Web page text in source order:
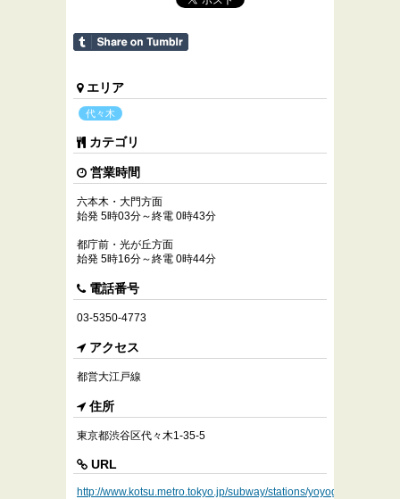
エリア
代々木
カテゴリ
営業時間
六本木・大門方面
始発 5時03分～終電 0時43分
都庁前・光が丘方面
始発 5時16分～終電 0時44分
電話番号
03-5350-4773
アクセス
都営大江戸線
住所
東京都渋谷区代々木1-35-5
URL
http://www.kotsu.metro.tokyo.jp/subway/stations/yoyogi/e26.html